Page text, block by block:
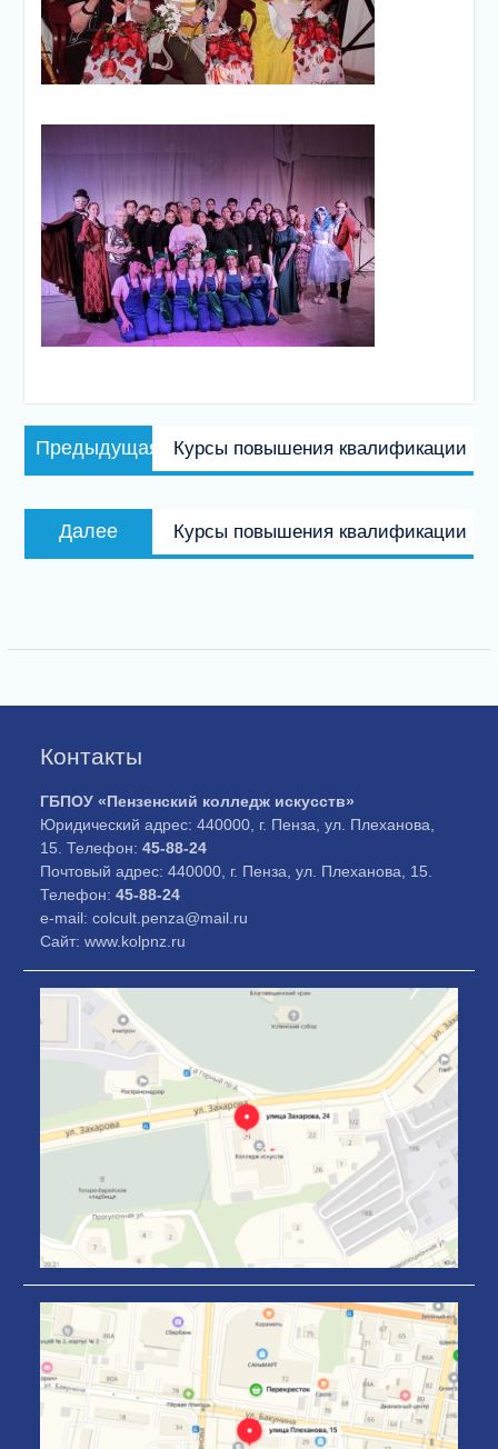
Навигация
по
Предыдущая
запись:
Курсы повышения квалификации
Далее
запись:
Курсы повышения квалификации
Контакты
ГБПОУ «Пензенский колледж искусств»
Юридический адрес: 440000, г. Пенза, ул. Плеханова,
15. Телефон:45-88-24
Почтовый адрес: 440000, г. Пенза, ул. Плеханова, 15.
Телефон:45-88-24
e-mail: colcult.penza@mail.ru
Сайт: www.kolpnz.ru